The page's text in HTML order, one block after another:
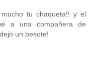
tu chaqueta!! y el
a una compañera de
un besote!